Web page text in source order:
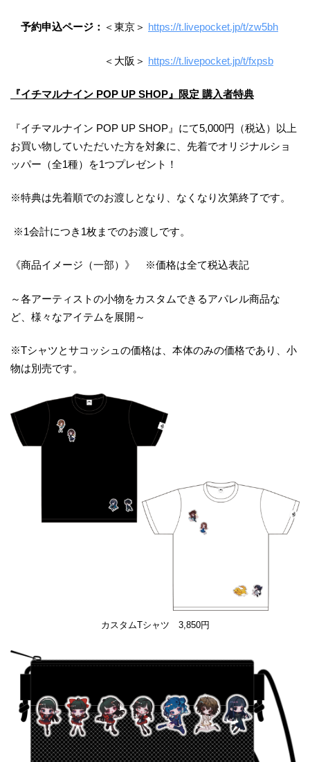
予約申込ページ： ＜東京＞ https://t.livepocket.jp/t/zw5bh
＜大阪＞ https://t.livepocket.jp/t/fxpsb
『イチマルナイン POP UP SHOP』限定 購入者特典
『イチマルナイン POP UP SHOP』にて5,000円（税込）以上
お買い物していただいた方を対象に、先着でオリジナルショ
ッパー（全1種）を1つプレゼント！
※特典は先着順でのお渡しとなり、なくなり次第終了です。
※1会計につき1枚までのお渡しです。
《商品イメージ（一部）》 ※価格は全て税込表記
～各アーティストの小物をカスタムできるアパレル商品な
ど、様々なアイテムを展開～
※Tシャツとサコッシュの価格は、本体のみの価格であり、小
物は別売です。
カスタムTシャツ 3,850円